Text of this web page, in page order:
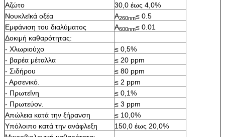
Αζώτο
30,0 έως 4,0%
Νουκλεϊκά οξέα
Α260nm≤ 0.5
Εμφάνιση του διαλύματος
Α600nm≤ 0.01
Δοκιμή καθαρότητας:
- Χλωριούχο
≤ 0,5%
- βαρέα μέταλλα
≤ 20 ppm
- Σιδήρου
≤ 80 ppm
- Αρσενικό.
≤ 2 ppm
- Πρωτεΐνη
≤ 0,1%
- Πρωτεύον.
≤ 3 ppm
Απώλεια κατά την ξήρανση
≤ 10,0%
Υπόλοιπο κατά την ανάφλεξη
150,0 έως 20,0%